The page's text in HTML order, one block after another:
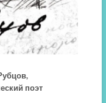
поэт